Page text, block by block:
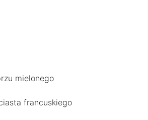
mielonego
francuskiego